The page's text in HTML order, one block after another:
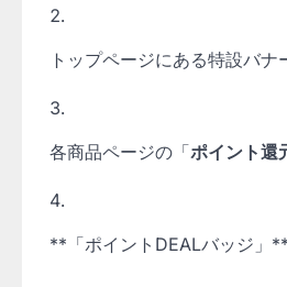
トップページにある特設バナ
各商品ページの「ポイント還
**「ポイントDEALバッジ」